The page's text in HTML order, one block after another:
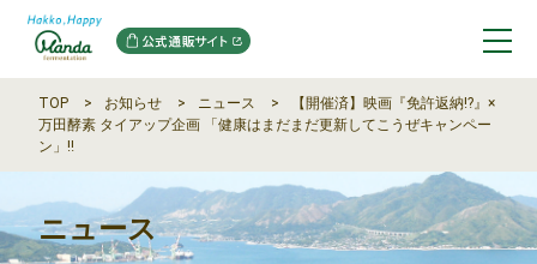
TOP お知らせ ニュース
【開催済】映画『免許返納!?』×
万田酵素 タイアップ企画 「健康はまだまだ更新してこうぜキャンペー
ン」‼
ニュース